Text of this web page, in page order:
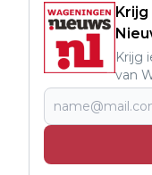
Krijg
van